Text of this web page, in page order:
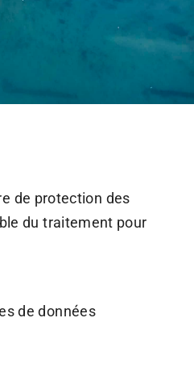
de protection des
du traitement pour
de données